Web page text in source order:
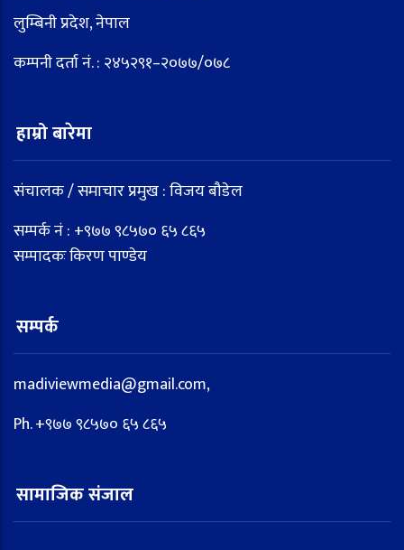
लुम्बिनी प्रदेश, नेपाल
कम्पनी दर्ता नं. : २४५२९१–२०७७/०७८
हाम्रो बारेमा
संचालक / समाचार प्रमुख : विजय बौडेल
सम्पर्क नं : +९७७ ९८५७० ६५ ८६५
सम्पादकः किरण पाण्डेय
सम्पर्क
madiviewmedia@gmail.com,
Ph. +९७७ ९८५७० ६५ ८६५
सामाजिक संजाल